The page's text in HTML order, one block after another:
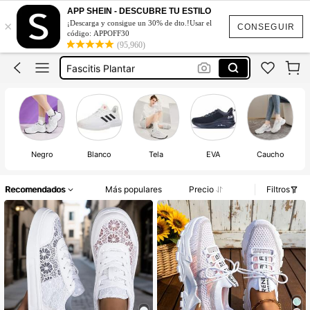
CONSEGUIR
×
APP SHEIN - DESCUBRE TU ESTILO
¡Descarga y consigue un 30% de dto.!Usar el
código: APPOFF30
(95,960)
Zapatos De Trabajo Mujer Antideslizante
Aov
Tenis
Fascitis Plantar
Zapatos De Trabajo Mujer Antideslizante
Aov
Negro Blanco Tela EVA Caucho
Recomendados Más populares Precio Filtros